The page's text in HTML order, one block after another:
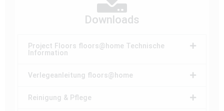
Downloads
Project Floors floors@home Technische
Information
Verlegeanleitung floors@home
Reinigung & Pflege